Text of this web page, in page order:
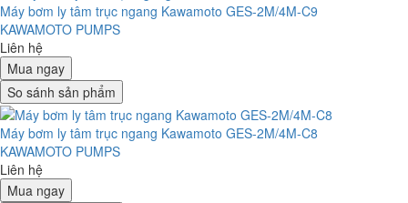
Máy bơm ly tâm trục ngang Kawamoto GES-2M/4M-C9
KAWAMOTO PUMPS
Liên hệ
Mua ngay
So sánh sản phẩm
Máy bơm ly tâm trục ngang Kawamoto GES-2M/4M-C8
KAWAMOTO PUMPS
Liên hệ
Mua ngay